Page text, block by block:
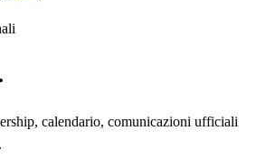
.
calendario, comunicazioni ufficiali